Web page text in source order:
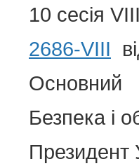
10 сесія
2686-VIII
Основний
Безпека і
Президент